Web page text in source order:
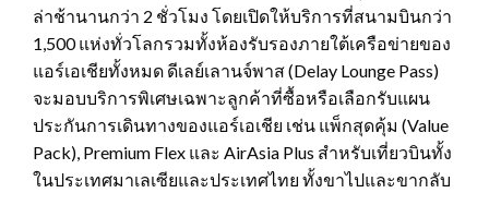
ล่าช้านานกว่า 2 ชั่วโมง โดยเปิดให้บริการที่สนามบินกว่า
1,500 แห่งทั่วโลกรวมทั้งห้องรับรองภายใต้เครือข่ายของ
แอร์เอเชียทั้งหมด ดีเลย์เลานจ์พาส (Delay Lounge Pass)
จะมอบบริการพิเศษเฉพาะลูกค้าที่ซื้อหรือเลือกรับแผน
ประกันการเดินทางของแอร์เอเชีย เช่น แพ็กสุดคุ้ม (Value
Pack), Premium Flex และ AirAsia Plus สำหรับเที่ยวบินทั้ง
ในประเทศมาเลเซียและประเทศไทย ทั้งขาไปและขากลับ